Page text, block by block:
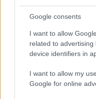
Google consents
I want to allow
related to
device identifiers in
I want to allow my
Google for online